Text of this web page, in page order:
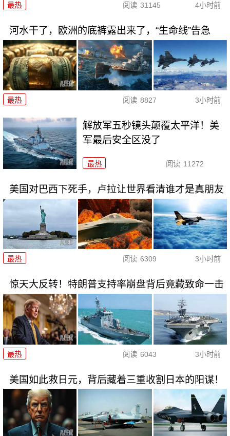
最热 阅读 31145 4小时前
河水干了，欧洲的底裤露出来了，“生命线”告急
最热 阅读 8827 3小时前
解放军五秒镜头颠覆太平洋！美
军最后安全区没了
最热 阅读 11272
美国对巴西下死手，卢拉让世界看清谁才是真朋友
最热 阅读 6309 3小时前
惊天大反转！特朗普支持率崩盘背后竟藏致命一击
最热 阅读 6043 3小时前
美国如此救日元，背后藏着三重收割日本的阳谋！